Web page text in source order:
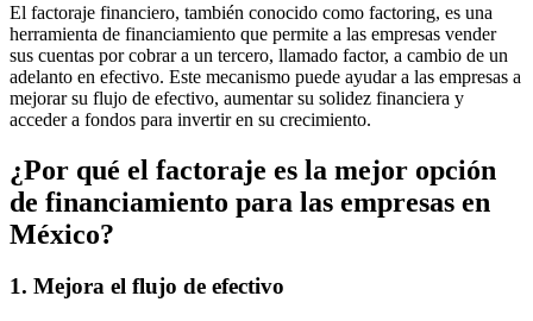
El factoraje financiero, también conocido como factoring, es una
herramienta de financiamiento que permite a las empresas vender
sus cuentas por cobrar a un tercero, llamado factor, a cambio de un
adelanto en efectivo. Este mecanismo puede ayudar a las empresas a
mejorar su flujo de efectivo, aumentar su solidez financiera y
acceder a fondos para invertir en su crecimiento.
¿Por qué el factoraje es la mejor opción
de financiamiento para las empresas en
México?
1. Mejora el flujo de efectivo